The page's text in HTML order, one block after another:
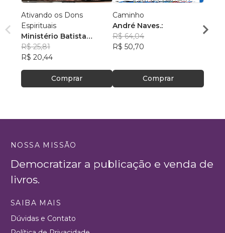
Ativando os Dons
Espirituais
Ministério Batista
Ebenézer
R$ 25,81
R$ 20,44
Comprar
Caminho
André Naves.:
R$ 64,04
R$ 50,70
Comprar
Luiz
R$
NOSSA MISSÃO
Democratizar a publicação e venda de
livros.
SAIBA MAIS
Dúvidas e Contato